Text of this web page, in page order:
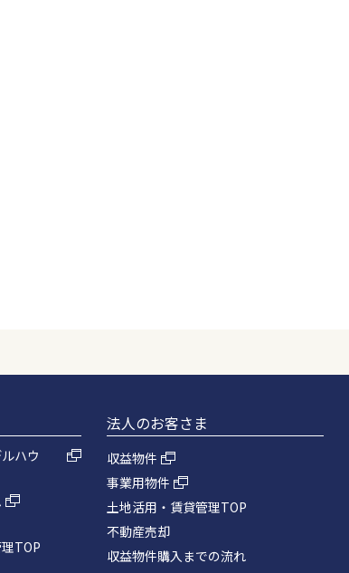
ハウ
TOP
法人のお客さま
収益物件
事業用物件
土地活用・賃貸管理TOP
不動産売却
収益物件購入までの流れ